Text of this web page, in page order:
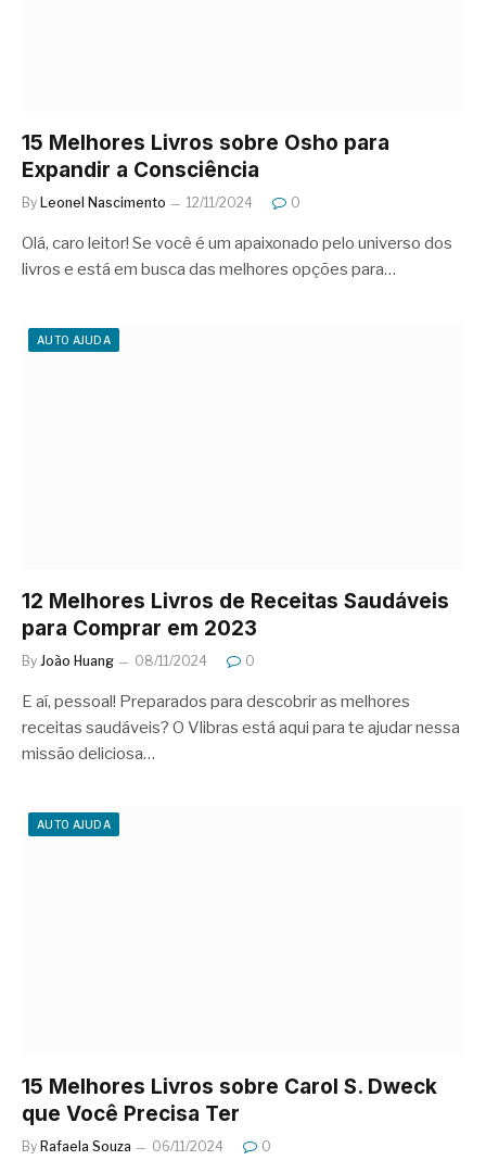
15 Melhores Livros sobre Osho para
Expandir a Consciência
By Leonel Nascimento 12/11/2024 0
Olá, caro leitor! Se você é um apaixonado pelo universo dos
livros e está em busca das melhores opções para…
AUTO AJUDA
12 Melhores Livros de Receitas Saudáveis
para Comprar em 2023
By João Huang 08/11/2024 0
E aí, pessoal! Preparados para descobrir as melhores
receitas saudáveis? O Vlibras está aqui para te ajudar nessa
missão deliciosa…
AUTO AJUDA
15 Melhores Livros sobre Carol S. Dweck
que Você Precisa Ter
By Rafaela Souza 06/11/2024 0